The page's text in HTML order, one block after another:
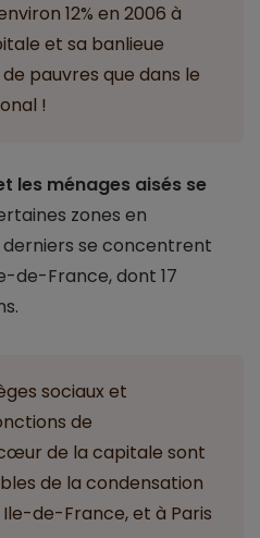
12% en 2006 à
et sa banlieue
pauvres que dans le
!
les ménages aisés se
zones en
se concentrent
de-France, dont 17
sociaux et
de
de la capitale sont
de la condensation
de-France, et à Paris